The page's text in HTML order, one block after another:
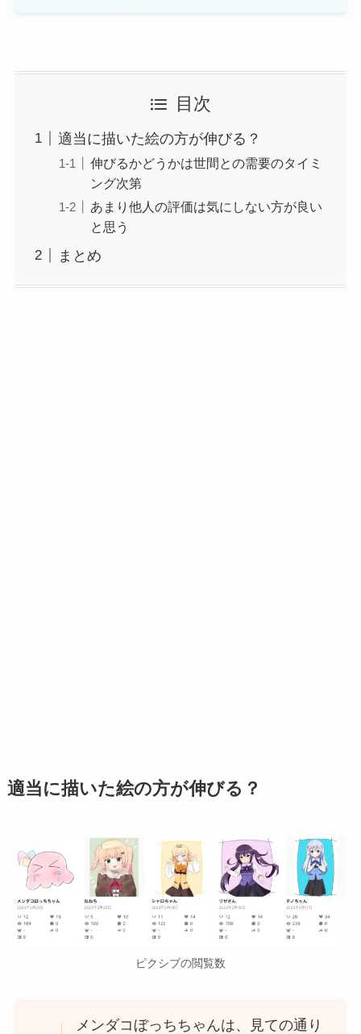
目次
適当に描いた絵の方が伸びる？
伸びるかどうかは世間との需要のタイミ
ング次第
あまり他人の評価は気にしない方が良い
と思う
まとめ
適当に描いた絵の方が伸びる？
ピクシブの閲覧数
メンダコぼっちちゃんは、見ての通り